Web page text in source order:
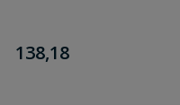
€
138,18